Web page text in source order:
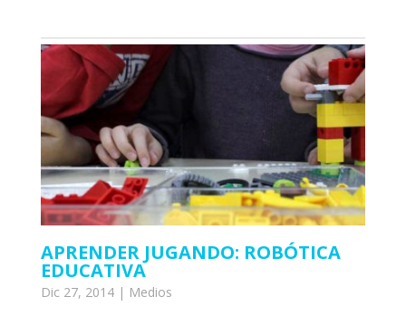
APRENDER JUGANDO: ROBÓTICA
EDUCATIVA
Dic 27, 2014| Medios